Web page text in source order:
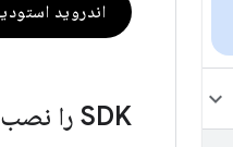
اندروید
SDK را نصب کنید